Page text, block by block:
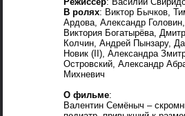
В ролях: Виктор Бычков,
Ардова, Александр
Виктория Богатырёва,
Колчин, Андрей Пынзару,
Новик (II), Александра
Островский, Александр
Михневич
О фильме:
Валентин Семёныч –